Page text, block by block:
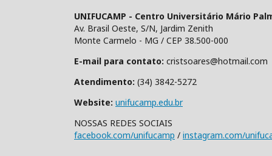
UNIFUCAMP - Centro Universitário Mário
Av. Brasil Oeste, S/N, Jardim Zenith
Monte Carmelo - MG / CEP 38.500-000
E-mail para contato: cristsoares@hotmail.com
Atendimento: (34) 3842-5272
Website: unifucamp.edu.br
NOSSAS REDES SOCIAIS
facebook.com/unifucamp / instagram.com/